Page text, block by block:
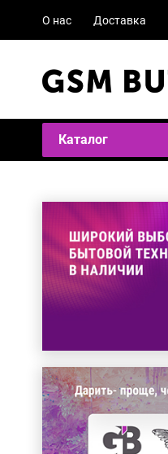
О нас Доставка
Каталог